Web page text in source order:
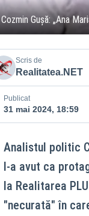
Cozmin Gușă: „Ana
Scris de
Realitatea.NET
Publicat
31 mai 2024, 18:59
Analistul politic
l-a avut ca
la Realitarea
"necurată" în